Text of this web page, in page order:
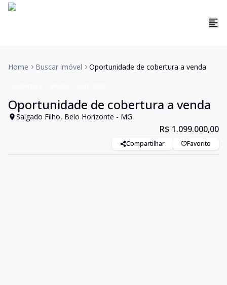
Home Buscar imóvel Oportunidade de cobertura a venda
Oportunidade de cobertura a venda
Salgado Filho, Belo Horizonte - MG
R$ 1.099.000,00
Compartilhar Favorito